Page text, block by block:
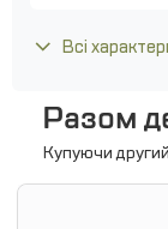
Всі
Разом
Купуючи